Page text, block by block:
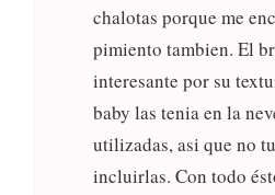
chalotas porque me
pimiento tambien. El
interesante por su
baby las tenia en la
utilizadas, asi que no
incluirlas. Con todo